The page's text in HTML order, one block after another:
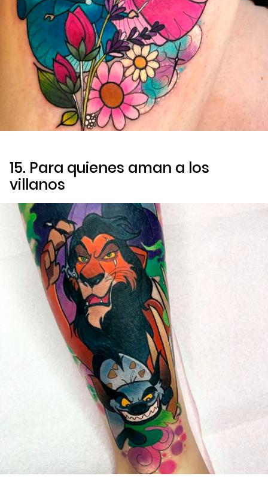
15. Para quienes aman a los
villanos